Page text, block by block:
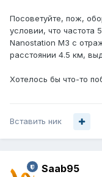
Посоветуйте, пож,
условии, что частота
Nanostation M3 с
расстоянии 4.5 км,
Хотелось бы что-то
Вставить ник
Saab95